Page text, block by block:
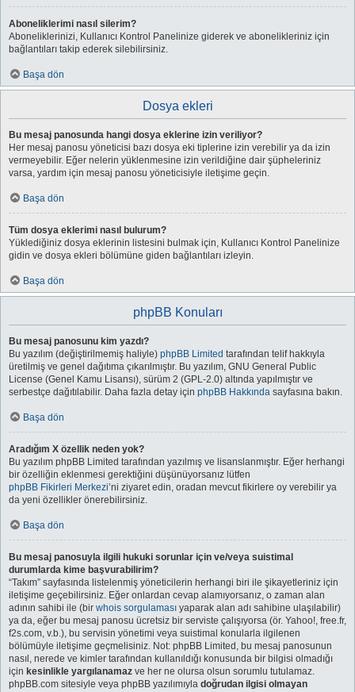
Aboneliklerimi nasıl silerim?
Aboneliklerinizi, Kullanıcı Kontrol Panelinize giderek ve abonelikleriniz için
bağlantıları takip ederek silebilirsiniz.
Başa dön
Dosya ekleri
Bu mesaj panosunda hangi dosya eklerine izin veriliyor?
Her mesaj panosu yöneticisi bazı dosya eki tiplerine izin verebilir ya da izin
vermeyebilir. Eğer nelerin yüklenmesine izin verildiğine dair şüpheleriniz
varsa, yardım için mesaj panosu yöneticisiyle iletişime geçin.
Başa dön
Tüm dosya eklerimi nasıl bulurum?
Yüklediğiniz dosya eklerinin listesini bulmak için, Kullanıcı Kontrol Panelinize
gidin ve dosya ekleri bölümüne giden bağlantıları izleyin.
Başa dön
phpBB Konuları
Bu mesaj panosunu kim yazdı?
Bu yazılım (değiştirilmemiş haliyle) phpBB Limited tarafından telif hakkıyla
üretilmiş ve genel dağıtıma çıkarılmıştır. Bu yazılım, GNU General Public
License (Genel Kamu Lisansı), sürüm 2 (GPL-2.0) altında yapılmıştır ve
serbestçe dağıtılabilir. Daha fazla detay için phpBB Hakkında sayfasına bakın.
Başa dön
Aradığım X özellik neden yok?
Bu yazılım phpBB Limited tarafından yazılmış ve lisanslanmıştır. Eğer herhangi
bir özelliğin eklenmesi gerektiğini düşünüyorsanız lütfen
phpBB Fikirleri Merkezi’ni ziyaret edin, oradan mevcut fikirlere oy verebilir ya
da yeni özellikler önerebilirsiniz.
Başa dön
Bu mesaj panosuyla ilgili hukuki sorunlar için ve/veya suistimal
durumlarda kime başvurabilirim?
“Takım” sayfasında listelenmiş yöneticilerin herhangi biri ile şikayetleriniz için
iletişime geçebilirsiniz. Eğer onlardan cevap alamıyorsanız, o zaman alan
adının sahibi ile (bir whois sorgulaması yaparak alan adı sahibine ulaşılabilir)
ya da, eğer bu mesaj panosu ücretsiz bir serviste çalışıyorsa (ör. Yahoo!, free.fr,
f2s.com, v.b.), bu servisin yönetimi veya suistimal konularla ilgilenen
bölümüyle iletişime geçmelisiniz. Not: phpBB Limited, bu mesaj panosunun
nasıl, nerede ve kimler tarafından kullanıldığı konusunda bir bilgisi olmadığı
için kesinlikle yargılanamaz ve her ne olursa olsun sorumlu tutulamaz.
phpBB.com sitesiyle veya phpBB yazılımıyla doğrudan ilgisi olmayan